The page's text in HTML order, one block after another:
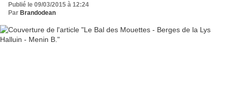
Publié le 09/03/2015 à 12:24
Par Brandodean